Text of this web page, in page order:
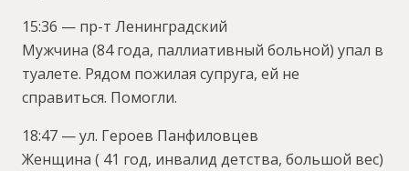
15:36 — пр-т Ленинградский
Мужчина (84 года, паллиативный больной) упал в
туалете. Рядом пожилая супруга, ей не
справиться. Помогли.
18:47 — ул. Героев Панфиловцев
Женщина ( 41 год, инвалид детства, большой вес)